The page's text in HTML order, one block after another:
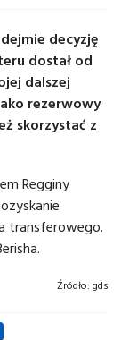
decyzję
dostał od
dalszej
rezerwowy
skorzystać z
Regginy
transferowego.
Źródło: gds